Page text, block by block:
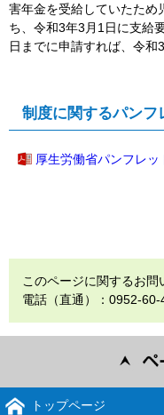
害年金を受給していたため
ち、令和3年3月1日に支給
日までに申請すれば、令和
制度に関するパンフ
厚生労働省パンフレッ
このページに関するお
電話（直通）：0952-60-
トップページ